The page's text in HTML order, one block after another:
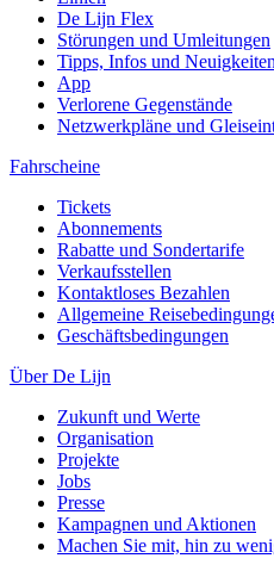
De Lijn Flex
Störungen und Umleitungen
Tipps, Infos und Neuigkeiten
App
Verlorene Gegenstände
Netzwerkpläne und
Fahrscheine
Tickets
Abonnements
Rabatte und Sondertarife
Verkaufsstellen
Kontaktloses Bezahlen
Allgemeine
Geschäftsbedingungen
Über De Lijn
Zukunft und Werte
Organisation
Projekte
Jobs
Presse
Kampagnen und Aktionen
Machen Sie mit, hin zu